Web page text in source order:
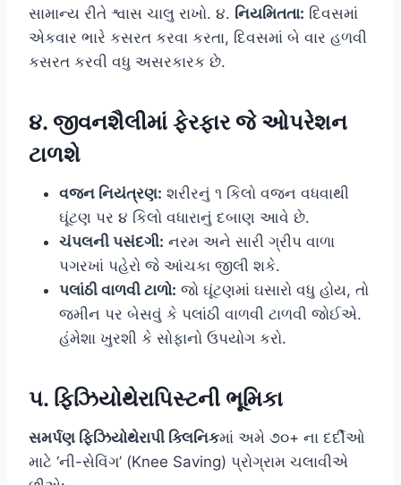
સામાન્ય રીતે શ્વાસ ચાલુ રાખો. ૪. નિયમિતતા: દિવસમાં
એકવાર ભારે કસરત કરવા કરતા, દિવસમાં બે વાર હળવી
કસરત કરવી વધુ અસરકારક છે.
૪. જીવનશૈલીમાં ફેરફાર જે ઓપરેશન
ટાળશે
વજન નિયંત્રણ: શરીરનું ૧ કિલો વજન વધવાથી
ઘૂંટણ પર ૪ કિલો વધારાનું દબાણ આવે છે.
ચંપલની પસંદગી: નરમ અને સારી ગ્રીપ વાળા
પગરખાં પહેરો જે આંચકા જીલી શકે.
પલાંઠી વાળવી ટાળો: જો ઘૂંટણમાં ઘસારો વધુ હોય, તો
જમીન પર બેસવું કે પલાંઠી વાળવી ટાળવી જોઈએ.
હંમેશા ખુરશી કે સોફાનો ઉપયોગ કરો.
૫. ફિઝિયોથેરાપિસ્ટની ભૂમિકા
સમર્પણ ફિઝિયોથેરાપી ક્લિનિકમાં અમે ૭૦+ ના દર્દીઓ
માટે ‘ની-સેવિંગ’ (Knee Saving) પ્રોગ્રામ ચલાવીએ